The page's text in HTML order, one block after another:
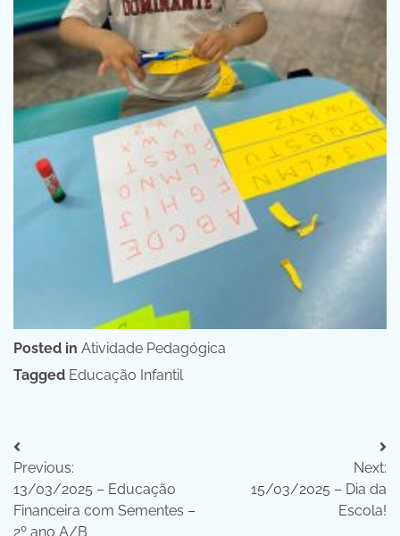
Posted in Atividade Pedagógica
Tagged Educação Infantil
Navegação
de
Post
Previous:
13/03/2025 – Educação
Financeira com Sementes –
2º ano A/B
Next:
15/03/2025 – Dia da
Escola!